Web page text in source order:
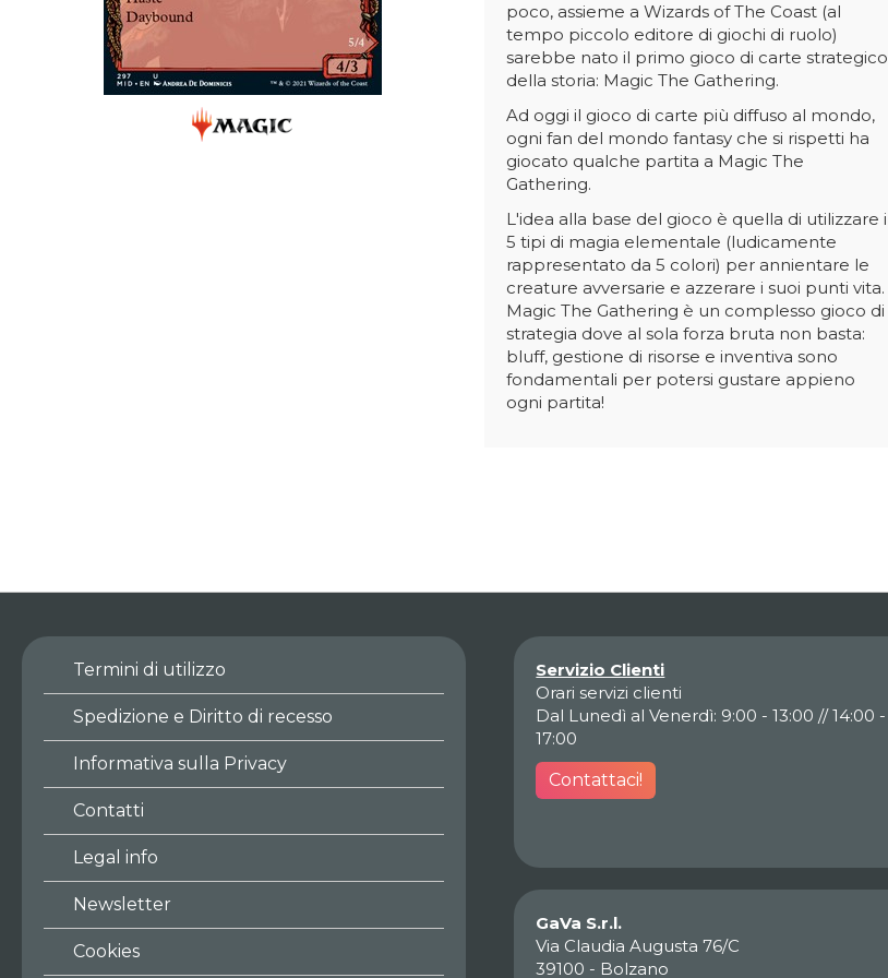
poco, assieme a Wizards of The Coast (al
tempo piccolo editore di giochi di ruolo)
sarebbe nato il primo gioco di carte strategico
della storia: Magic The Gathering.
Ad oggi il gioco di carte più diffuso al mondo,
ogni fan del mondo fantasy che si rispetti ha
giocato qualche partita a Magic The
Gathering.
L'idea alla base del gioco è quella di utilizzare i
5 tipi di magia elementale (ludicamente
rappresentato da 5 colori) per annientare le
creature avversarie e azzerare i suoi punti vita.
Magic The Gathering è un complesso gioco di
strategia dove al sola forza bruta non basta:
bluff, gestione di risorse e inventiva sono
fondamentali per potersi gustare appieno
ogni partita!
Termini di utilizzo
Spedizione e Diritto di recesso
Informativa sulla Privacy
Contatti
Legal info
Newsletter
Cookies
Servizio Clienti
Orari servizi clienti
Dal Lunedì al Venerdì: 9:00 - 13:00 // 14:00 -
17:00
Contattaci!
GaVa S.r.l.
Via Claudia Augusta 76/C
39100 - Bolzano